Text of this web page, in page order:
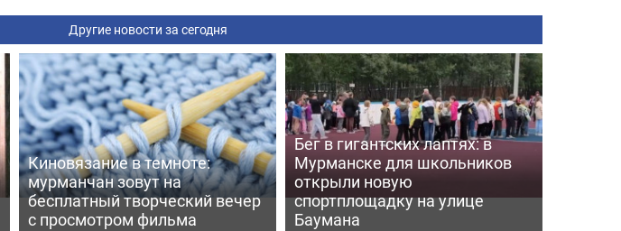
Другие новости за сегодня
Киновязание в темноте:
мурманчан зовут на
бесплатный творческий вечер
с просмотром фильма
Бег в гигантских лаптях: в
Мурманске для школьников
открыли новую
спортплощадку на улице
Баумана